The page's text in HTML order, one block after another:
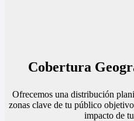
Cobertura
Ofrecemos una distribución
zonas clave de tu público
impacto de